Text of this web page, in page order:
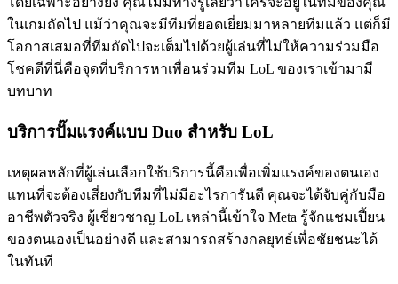
ในเกมถัดไป แม้ว่าคุณจะมีทีมที่ยอดเยี่ยมมาหลายทีมแล้ว แต่ก็มี
โอกาสเสมอที่ทีมถัดไปจะเต็มไปด้วยผู้เล่นที่ไม่ให้ความร่วมมือ
โชคดีที่นี่คือจุดที่บริการหาเพื่อนร่วมทีม LoL ของเราเข้ามามี
บทบาท
บริการปั๊มแรงค์แบบ Duo สำหรับ LoL
เหตุผลหลักที่ผู้เล่นเลือกใช้บริการนี้คือเพื่อเพิ่มแรงค์ของตนเอง
แทนที่จะต้องเสี่ยงกับทีมที่ไม่มีอะไรการันตี คุณจะได้จับคู่กับมือ
อาชีพตัวจริง ผู้เชี่ยวชาญ LoL เหล่านี้เข้าใจ Meta รู้จักแชมเปี้ยน
ของตนเองเป็นอย่างดี และสามารถสร้างกลยุทธ์เพื่อชัยชนะได้
ในทันที